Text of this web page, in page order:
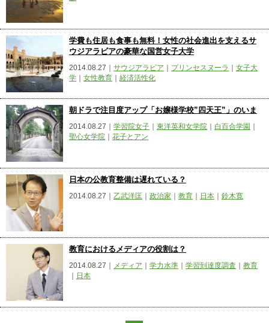
学費も住居も食事も無料！女性の社会進出を支えるサ
ウジアラビアの豪華な国営女子大学
2014.08.27｜ サウジアラビア プリンセスヌーラ
女子大
学
女性教育 経済活性化
朝ドラで注目度アップ「お嬢様学校”四天王”」のいま
2014.08.27｜ 学習院女子 東洋英和女学院 白百合学園
聖心女学院
花子とアン
日本の公教育整備は遅れている？
2014.08.27｜ 乙武洋匡 政治家 教育 日本 鈴木寛
教育におけるメディアの役割は？
2014.08.27｜ メディア 学力水準 学習到達度調査
教育
日本